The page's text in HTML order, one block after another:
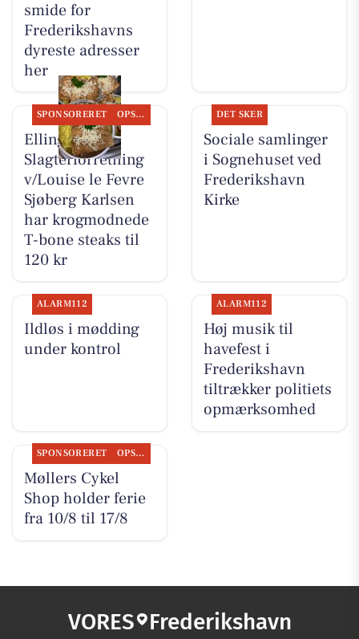
smide for
Frederikshavns
dyreste adresser
her
SPONSORERET OPSLAGSTAVLEN
Elling
Slagterforretning
v/Louise le Fevre
Sjøberg Karlsen
har krogmodnede
T-bone steaks til
120 kr
DET SKER
Sociale samlinger
i Sognehuset ved
Frederikshavn
Kirke
ALARM112
Ildløs i mødding
under kontrol
ALARM112
Høj musik til
havefest i
Frederikshavn
tiltrækker politiets
opmærksomhed
SPONSORERET OPSLAGSTAVLEN
Møllers Cykel
Shop holder ferie
fra 10/8 til 17/8
VORES Frederikshavn